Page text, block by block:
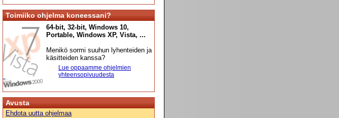
Toimiiko ohjelma koneessani?
64-bit, 32-bit, Windows 10,
Portable, Windows XP, Vista, ...
Menikö sormi suuhun lyhenteiden ja
käsitteiden kanssa?
Lue oppaamme ohjelmien
yhteensopivuudesta
Avusta
Ehdota uutta ohjelmaa